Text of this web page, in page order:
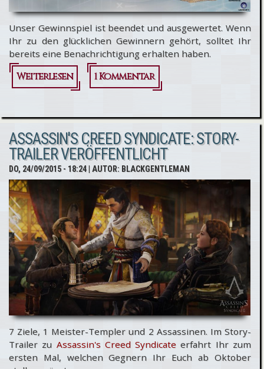
Unser Gewinnspiel ist beendet und ausgewertet. Wenn
Ihr zu den glücklichen Gewinnern gehört, solltet Ihr
bereits eine Benachrichtigung erhalten haben.
Weiterlesen
über
Die
schönsten
Orte der
Welt
1 Kommentar
ASSASSIN'S CREED SYNDICATE: STORY-
TRAILER VERÖFFENTLICHT
DO, 24/09/2015 - 18:24| AUTOR: BLACKGENTLEMAN
7 Ziele, 1 Meister-Templer und 2 Assassinen. Im Story-
Trailer zu Assassin's Creed Syndicate erfahrt Ihr zum
ersten Mal, welchen Gegnern Ihr Euch ab Oktober